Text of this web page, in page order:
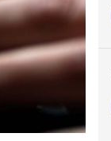
C
Crittografia